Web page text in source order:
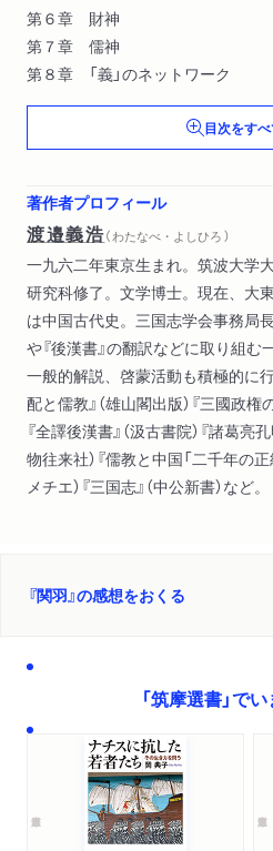
第６章 財神
第７章 儒神
第８章 「義」のネットワーク
目次をす
著作者プロフィール
渡邉義浩（ わたなべ・よしひろ ）
一九六二年東京生まれ。筑波大学
研究科修了。文学博士。現在、大
は中国古代史。三国志学会事務局
や『後漢書』の翻訳などに取り組む
一般的解説、啓蒙活動も積極的に
配と儒教』（雄山閣出版）『三國政権
『全譯後漢書』（汲古書院）『諸葛
物往来社）『儒教と中国「二千年の
メチエ）『三国志』（中公新書）など。
『関羽』の感想をおくる
「筑摩選書」で